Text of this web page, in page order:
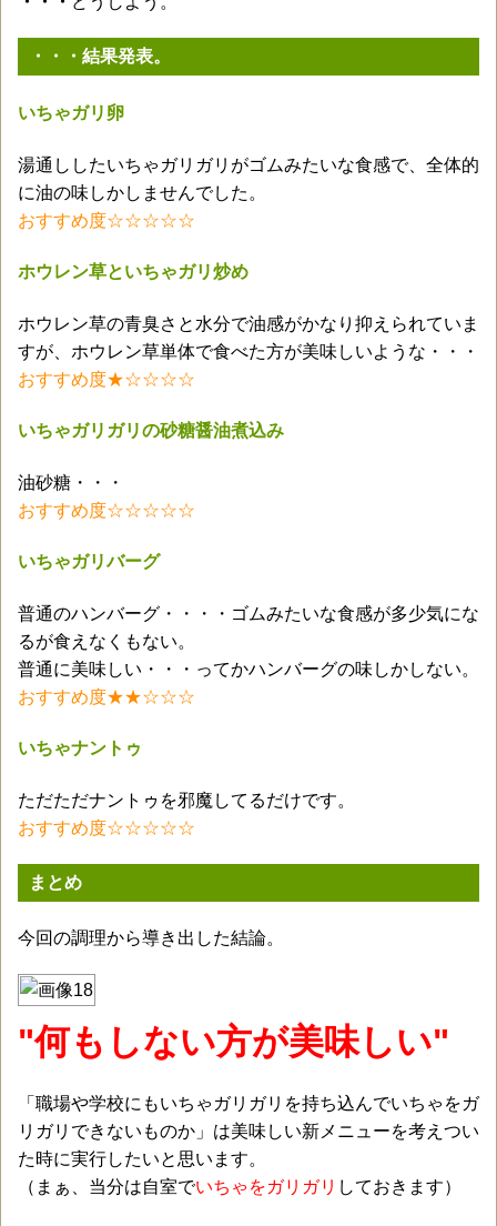
・・・結果発表。
いちゃガリ卵
湯通ししたいちゃガリガリがゴムみたいな食感で、全体的
に油の味しかしませんでした。
おすすめ度☆☆☆☆☆
ホウレン草といちゃガリ炒め
ホウレン草の青臭さと水分で油感がかなり抑えられていま
すが、ホウレン草単体で食べた方が美味しいような・・・
おすすめ度★☆☆☆☆
いちゃガリガリの砂糖醤油煮込み
油砂糖・・・
おすすめ度☆☆☆☆☆
いちゃガリバーグ
普通のハンバーグ・・・・ゴムみたいな食感が多少気にな
るが食えなくもない。
普通に美味しい・・・ってかハンバーグの味しかしない。
おすすめ度★★☆☆☆
いちゃナントゥ
ただただナントゥを邪魔してるだけです。
おすすめ度☆☆☆☆☆
まとめ
今回の調理から導き出した結論。
"何もしない方が美味しい"
「職場や学校にもいちゃガリガリを持ち込んでいちゃをガ
リガリできないものか」は美味しい新メニューを考えつい
た時に実行したいと思います。
（まぁ、当分は自室でいちゃをガリガリ しておきます）